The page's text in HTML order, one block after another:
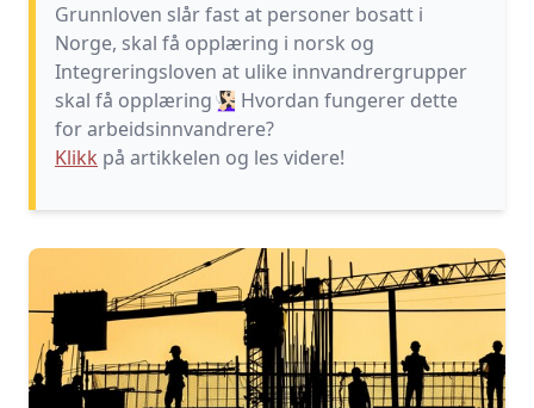
Grunnloven slår fast at personer bosatt i
Norge, skal få opplæring i norsk og
Integreringsloven at ulike innvandrergrupper
skal få opplæring🧏🏻‍♀️ Hvordan fungerer dette
for arbeidsinnvandrere?
Klikk på artikkelen og les videre!